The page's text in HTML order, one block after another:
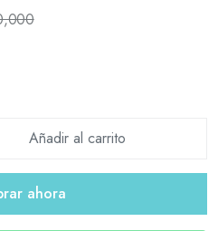
Añadir al carrito
ahora